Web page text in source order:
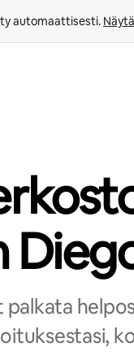
automaattisesti.